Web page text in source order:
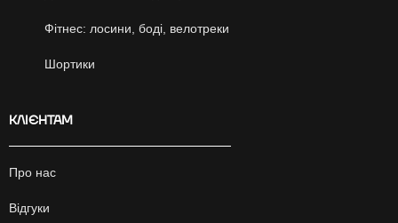
Фітнес: лосини, боді, велотреки
Шортики
КЛІЄНТАМ
Про нас
Відгуки